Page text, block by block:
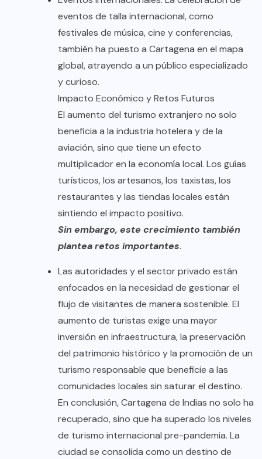
eventos de talla internacional, como
festivales de música, cine y conferencias,
también ha puesto a Cartagena en el mapa
global, atrayendo a un público especializado
y curioso.
Impacto Económico y Retos Futuros
El aumento del turismo extranjero no solo
beneficia a la industria hotelera y de la
aviación, sino que tiene un efecto
multiplicador en la economía local. Los guías
turísticos, los artesanos, los taxistas, los
restaurantes y las tiendas locales están
sintiendo el impacto positivo.
Sin embargo, este crecimiento también
plantea retos importantes.
Las autoridades y el sector privado están
enfocados en la necesidad de gestionar el
flujo de visitantes de manera sostenible. El
aumento de turistas exige una mayor
inversión en infraestructura, la preservación
del patrimonio histórico y la promoción de un
turismo responsable que beneficie a las
comunidades locales sin saturar el destino.
En conclusión, Cartagena de Indias no solo ha
recuperado, sino que ha superado los niveles
de turismo internacional pre-pandemia. La
ciudad se consolida como un destino de